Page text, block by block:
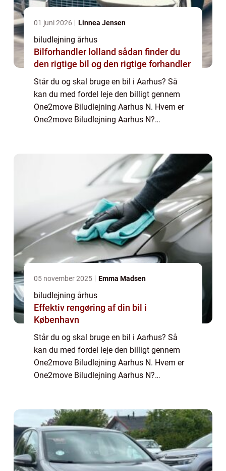
01 juni 2026 Linnea Jensen
biludlejning århus
Bilforhandler lolland sådan finder du
den rigtige bil og den rigtige forhandler
Står du og skal bruge en bil i Aarhus? Så
kan du med fordel leje den billigt gennem
One2move Biludlejning Aarhus N. Hvem er
One2move Biludlejning Aarhus N?
05 november 2025 Emma Madsen
biludlejning århus
Effektiv rengøring af din bil i
København
Står du og skal bruge en bil i Aarhus? Så
kan du med fordel leje den billigt gennem
One2move Biludlejning Aarhus N. Hvem er
One2move Biludlejning Aarhus N?
forretning One2move ...